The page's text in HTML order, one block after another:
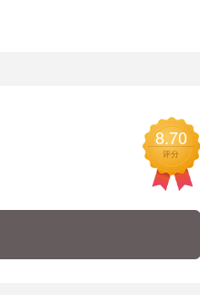
8.70
评分